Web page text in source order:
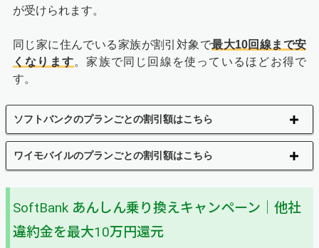
が受けられます。
同じ家に住んでいる家族が割引対象で最大10回線まで安
くなります。家族で同じ回線を使っているほどお得で
す。
ソフトバンクのプランごとの割引額はこちら
ワイモバイルのプランごとの割引額はこちら
SoftBank あんしん乗り換えキャンペーン｜他社
違約金を最大10万円還元